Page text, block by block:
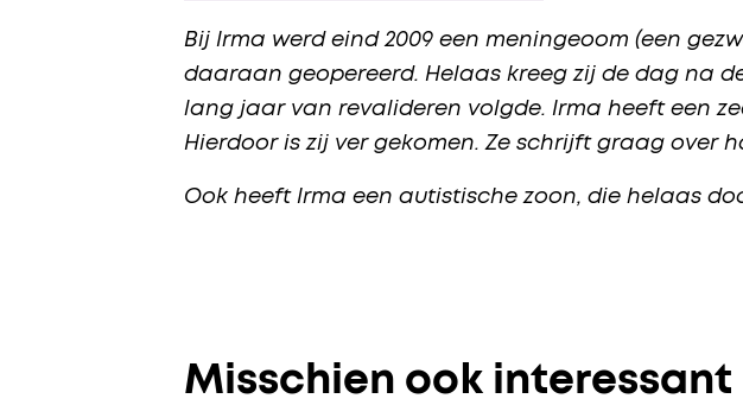
Bij Irma werd eind 2009 een meningeoom (een
daaraan geopereerd. Helaas kreeg zij de dag na
lang jaar van revalideren volgde.Irma heeft een
Hierdoor is zij ver gekomen. Ze schrijft graag over
Ook heeft Irma een autistische zoon, die helaas
Misschien ook interessant